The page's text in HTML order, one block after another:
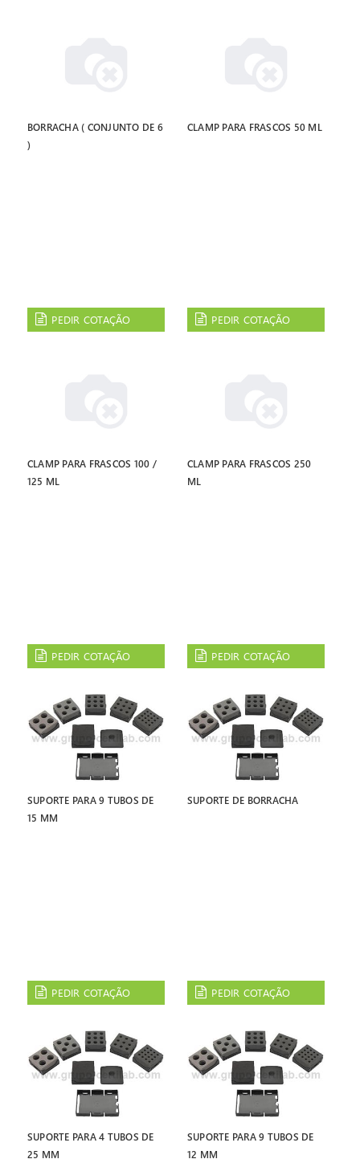
BORRACHA ( CONJUNTO DE 6
)
PEDIR COTAÇÃO
CLAMP PARA FRASCOS 50 ML
PEDIR COTAÇÃO
CLAMP PARA FRASCOS 100 /
125 ML
PEDIR COTAÇÃO
CLAMP PARA FRASCOS 250
ML
PEDIR COTAÇÃO
SUPORTE PARA 9 TUBOS DE
15 MM
PEDIR COTAÇÃO
SUPORTE DE BORRACHA
PEDIR COTAÇÃO
SUPORTE PARA 4 TUBOS DE
25 MM
SUPORTE PARA 9 TUBOS DE
12 MM